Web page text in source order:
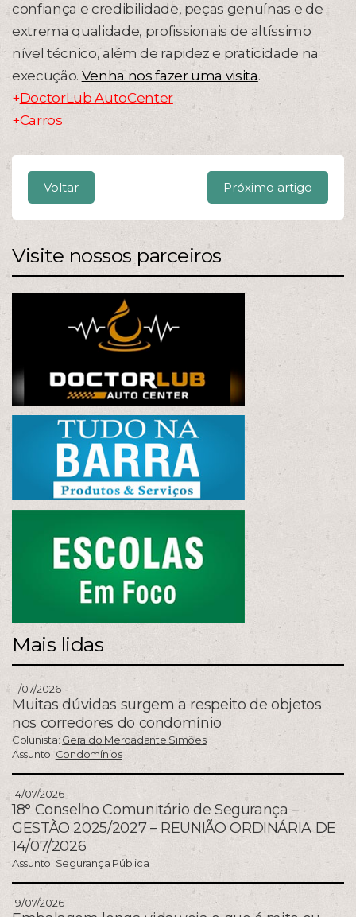
confiança e credibilidade, peças genuínas e de
extrema qualidade, profissionais de altíssimo
nível técnico, além de rapidez e praticidade na
execução. Venha nos fazer uma visita.
+DoctorLub AutoCenter
+Carros
Voltar Próximo artigo
Visite nossos parceiros
Mais lidas
11/07/2026
Muitas dúvidas surgem a respeito de objetos
nos corredores do condomínio
Colunista: Geraldo Mercadante Simões
Assunto: Condomínios
14/07/2026
18° Conselho Comunitário de Segurança –
GESTÃO 2025/2027 – REUNIÃO ORDINÁRIA DE
14/07/2026
Assunto: Segurança Pública
19/07/2026